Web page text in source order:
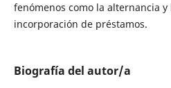
fenómenos como la alternancia
incorporación de préstamos.
Biografía del autor/a